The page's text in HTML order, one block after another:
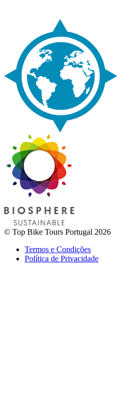
© Top Bike Tours Portugal 2026
Termos e Condições
Política de Privacidade